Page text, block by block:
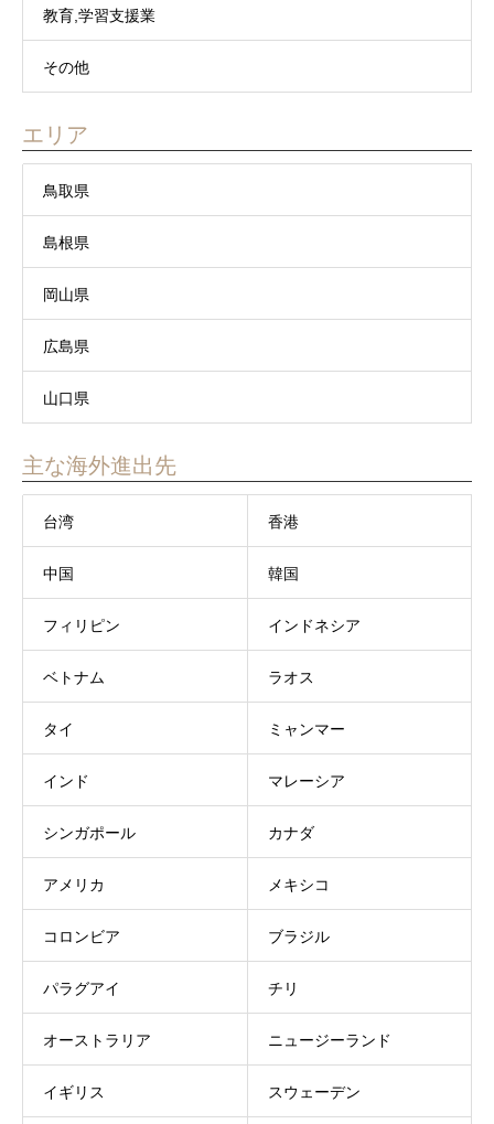
教育,学習支援業
その他
エリア
鳥取県
島根県
岡山県
広島県
山口県
主な海外進出先
台湾 香港
中国 韓国
フィリピン インドネシア
ベトナム ラオス
タイ ミャンマー
インド マレーシア
シンガポール カナダ
アメリカ メキシコ
コロンビア ブラジル
パラグアイ チリ
オーストラリア ニュージーランド
イギリス スウェーデン